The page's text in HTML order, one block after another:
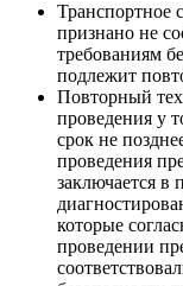
Транспортное
признано не
требованиям
подлежит
Повторный
проведения у
срок не
проведения
заключается в
которые
проведении